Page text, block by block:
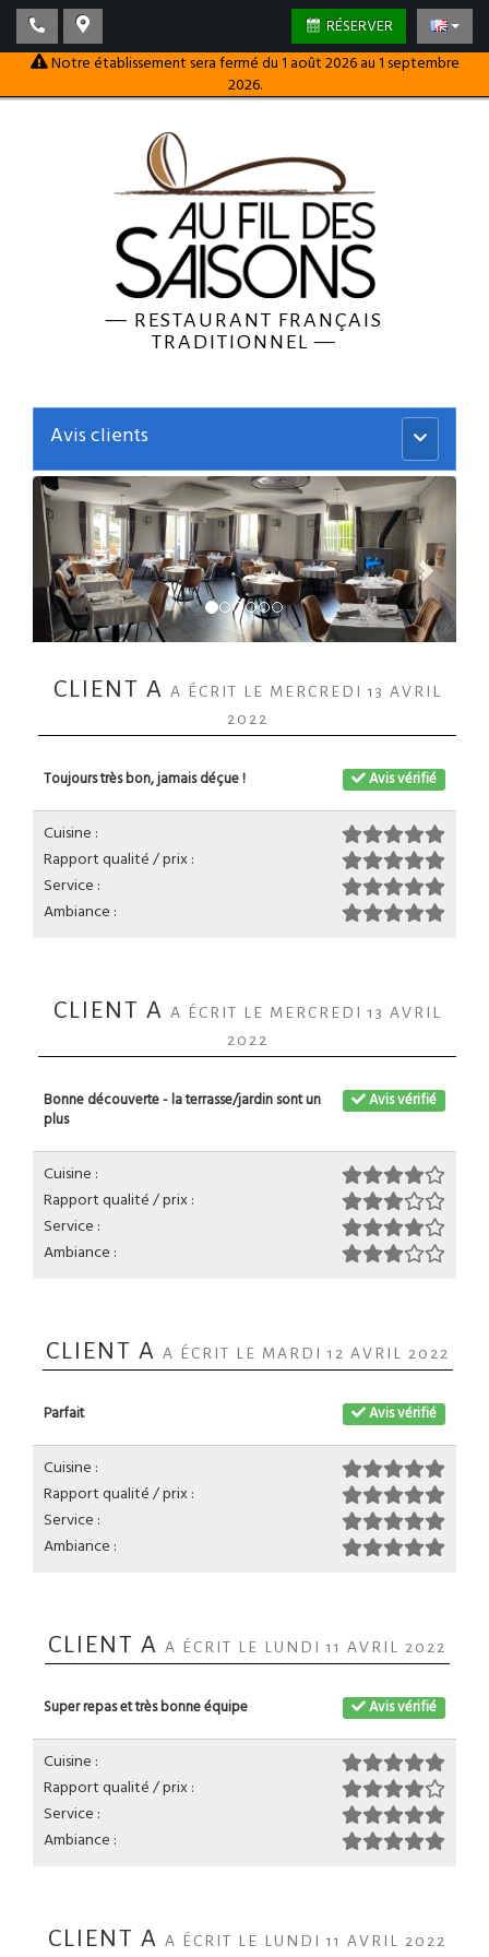
RÉSERVER
Notre établissement sera fermé du 1 août 2026 au 1 septembre
2026.
— RESTAURANT FRANÇAIS
TRADITIONNEL—
Menu
principal
Avis clients
CLIENT A A ÉCRIT LE MERCREDI 13 AVRIL
2022
Avis vérifié
Toujours très bon, jamais déçue !
Cuisine :
Rapport qualité / prix :
Service :
Ambiance :
CLIENT A A ÉCRIT LE MERCREDI 13 AVRIL
2022
Avis vérifié
Bonne découverte - la terrasse/jardin sont un
plus
Cuisine :
Rapport qualité / prix :
Service :
Ambiance :
CLIENT A A ÉCRIT LE MARDI 12 AVRIL 2022
Avis vérifié
Parfait
Cuisine :
Rapport qualité / prix :
Service :
Ambiance :
CLIENT A A ÉCRIT LE LUNDI 11 AVRIL 2022
Avis vérifié
Super repas et très bonne équipe
Cuisine :
Rapport qualité / prix :
Service :
Ambiance :
CLIENT A A ÉCRIT LE LUNDI 11 AVRIL 2022